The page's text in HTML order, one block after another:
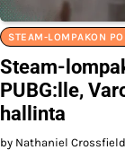
STEAM-LOMPAKON
Steam-
PUBG:lle,
hallinta
by Nathaniel Crossfield